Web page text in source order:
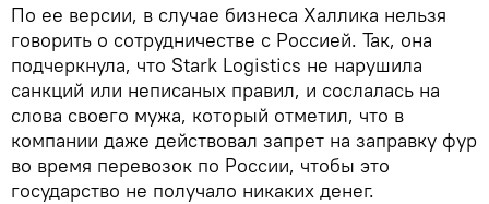
По ее версии, в случае бизнеса Халлика нельзя
говорить о сотрудничестве с Россией. Так, она
подчеркнула, что Stark Logistics не нарушила
санкций или неписаных правил, и сослалась на
слова своего мужа, который отметил, что в
компании даже действовал запрет на заправку фур
во время перевозок по России, чтобы это
государство не получало никаких денег.